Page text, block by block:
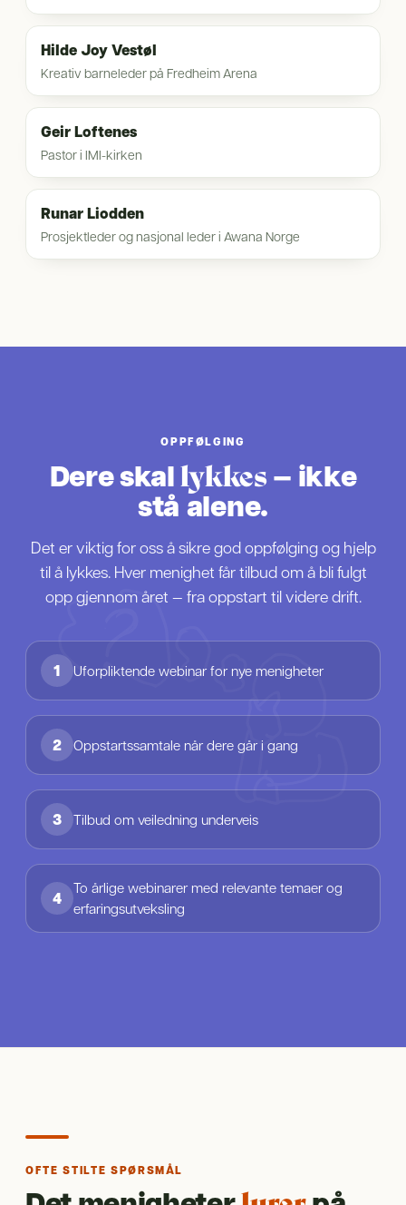
Hilde Joy Vestøl
Kreativ barneleder på Fredheim Arena
Geir Loftenes
Pastor i IMI-kirken
Runar Liodden
Prosjektleder og nasjonal leder i Awana Norge
OPPFØLGING
Dere skallykkes— ikke
stå alene.
Det er viktig for oss å sikre god oppfølging og hjelp
til å lykkes. Hver menighet får tilbud om å bli fulgt
opp gjennom året — fra oppstart til videre drift.
1 Uforpliktende webinar for nye menigheter
2 Oppstartssamtale når dere går i gang
3 Tilbud om veiledning underveis
4
To årlige webinarer med relevante temaer og
erfaringsutveksling
OFTE STILTE SPØRSMÅL